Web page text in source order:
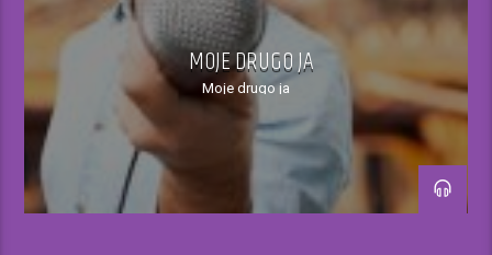
MOJE DRUGO JA
Moje drugo ja